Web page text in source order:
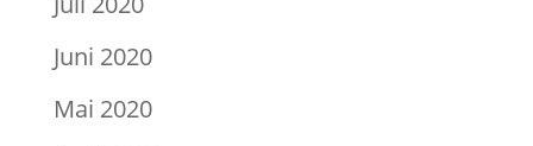
Juni 2020
Mai 2020